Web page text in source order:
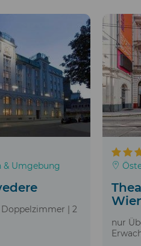
& Umgebung
| 2
nur